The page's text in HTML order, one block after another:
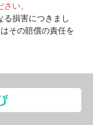
い。
損害につきまし
その賠償の責任を